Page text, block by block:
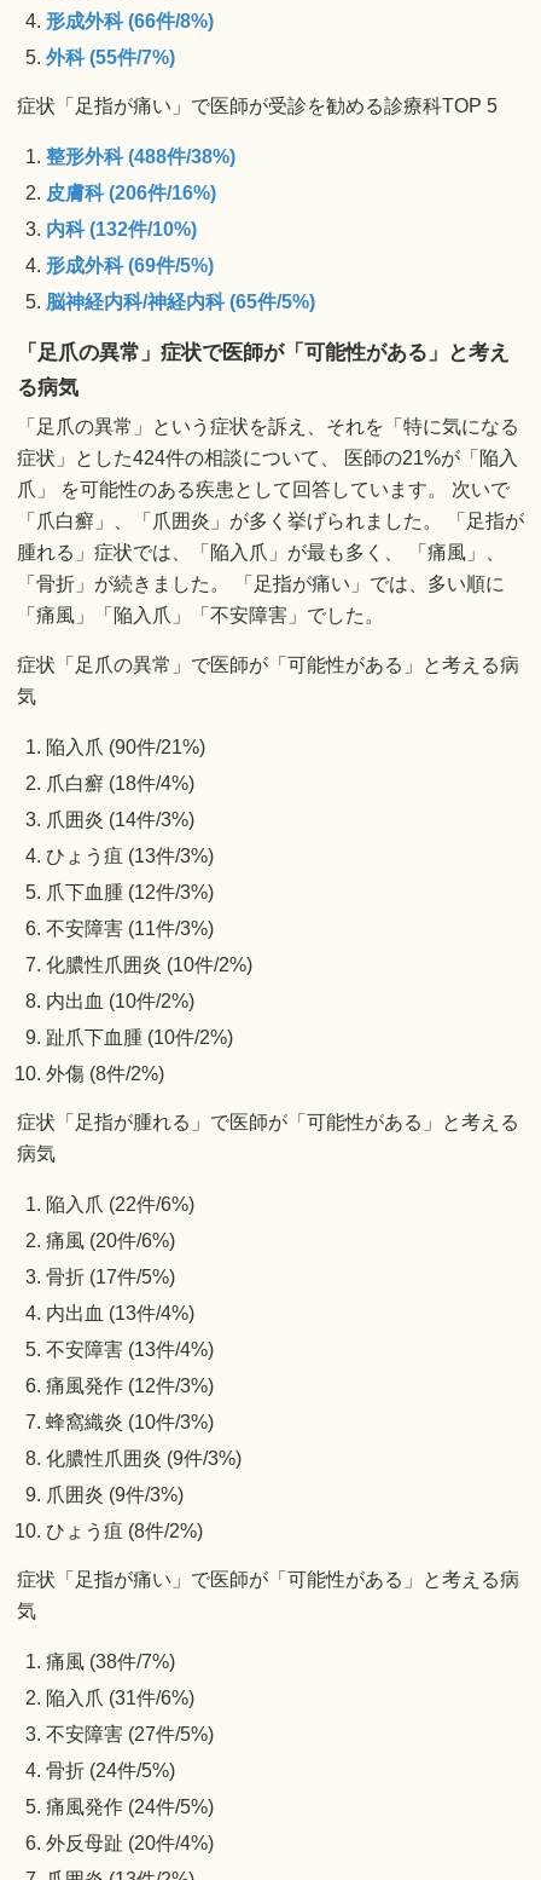
形成外科 (66件/8%)
外科 (55件/7%)
症状「足指が痛い」で医師が受診を勧める診療科TOP 5
整形外科 (488件/38%)
皮膚科 (206件/16%)
内科 (132件/10%)
形成外科 (69件/5%)
脳神経内科/神経内科 (65件/5%)
「足爪の異常」症状で医師が「可能性がある」と考え
る病気
「足爪の異常」という症状を訴え、それを「特に気になる
症状」とした424件の相談について、 医師の21%が「陥入
爪」 を可能性のある疾患として回答しています。 次いで
「爪白癬」、「爪囲炎」が多く挙げられました。 「足指が
腫れる」症状では、「陥入爪」が最も多く、 「痛風」、
「骨折」が続きました。 「足指が痛い」では、多い順に
「痛風」「陥入爪」「不安障害」でした。
症状「足爪の異常」で医師が「可能性がある」と考える病
気
陥入爪 (90件/21%)
爪白癬 (18件/4%)
爪囲炎 (14件/3%)
ひょう疽 (13件/3%)
爪下血腫 (12件/3%)
不安障害 (11件/3%)
化膿性爪囲炎 (10件/2%)
内出血 (10件/2%)
趾爪下血腫 (10件/2%)
外傷 (8件/2%)
症状「足指が腫れる」で医師が「可能性がある」と考える
病気
陥入爪 (22件/6%)
痛風 (20件/6%)
骨折 (17件/5%)
内出血 (13件/4%)
不安障害 (13件/4%)
痛風発作 (12件/3%)
蜂窩織炎 (10件/3%)
化膿性爪囲炎 (9件/3%)
爪囲炎 (9件/3%)
ひょう疽 (8件/2%)
症状「足指が痛い」で医師が「可能性がある」と考える病
気
痛風 (38件/7%)
陥入爪 (31件/6%)
不安障害 (27件/5%)
骨折 (24件/5%)
痛風発作 (24件/5%)
外反母趾 (20件/4%)